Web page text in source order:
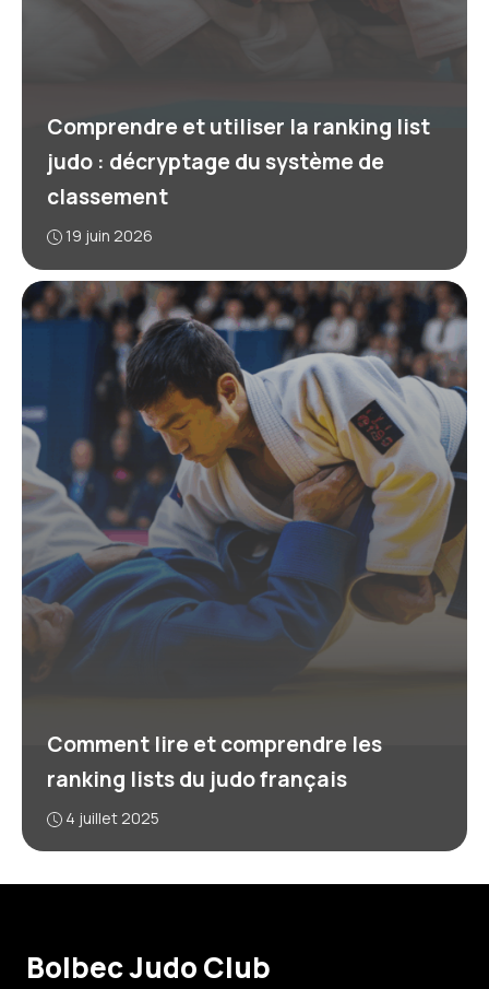
Comprendre et utiliser la ranking list
judo : décryptage du système de
classement
19 juin 2026
Comment lire et comprendre les
ranking lists du judo français
4 juillet 2025
Bolbec Judo Club